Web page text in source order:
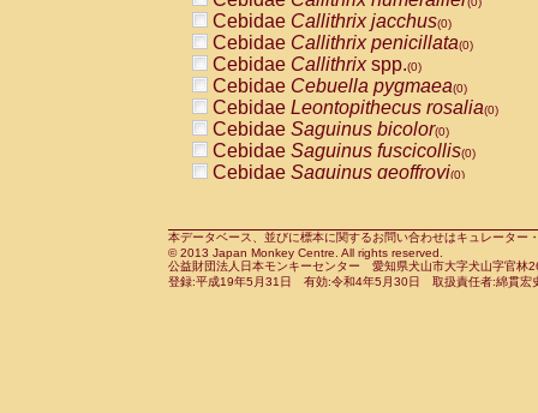
PitheciidaePithecia monachus
PitheciidaePithecia pithecia(0)
CercopithecidaeCercocebus agilis
CercopithecidaeCercocebus
CercopithecidaeCercocebus
CercopithecidaeCercocebus
CercopithecidaeCercocebus
CercopithecidaeCercocebushybrid
CercopithecidaePapio anubis(0)
CercopithecidaePapio cynocephalus
CercopithecidaePapio hamadryas(0)
Cebidae Callithrix jacchus(0)
Cebidae Callithrix penicillata(0)
Cebidae Callithrixspp.(0)
Cebidae Cebuella pygmaea(0)
Cebidae Leontopithecus rosalia(0)
Cebidae Saguinus bicolor(0)
Cebidae Saguinus fuscicollis(0)
Cebidae Saguinus geoffroyi(0)
CebidaeSaguinus leucopus(0)
CebidaeSaguinus midas(0)
Cebidae Saguinus mystax(0)
本データベース、並びに標本に関するお問い合わせはキュレータ
© 2013 Japan Monkey Centre. All rights reserved.
公益財団法人日本モンキーセンター 愛知県犬山市大字犬山字官
登録:平成19年5月31日 有効:令和4年5月30日 取扱責任者:綿貫宏